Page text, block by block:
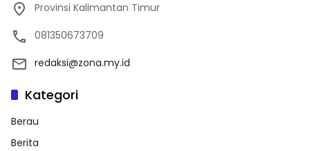
Provinsi Kalimantan Timur
081350673709
redaksi@zona.my.id
Kategori
Berau
Berita